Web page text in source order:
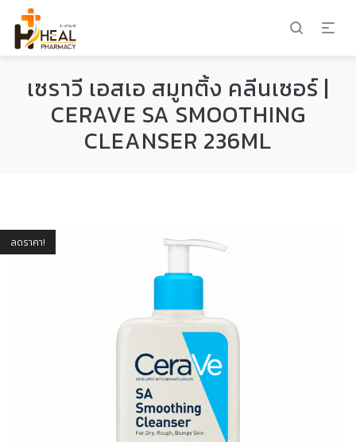
เซราวี เอสเอ สมูทติ้ง คลีนเซอร์ |
CERAVE SA SMOOTHING
CLEANSER 236ML
ลดราคา!